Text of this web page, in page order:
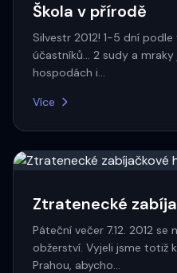
Škola v přírodě
Silvestr 2012! 1-5 dní
účastníků... 2 sudy a
hospodách i…
Více
Ztratenecké
Páteční večer 7.12. 2012
obžerství. Vyjeli jsme totiž
Prahou, abycho…